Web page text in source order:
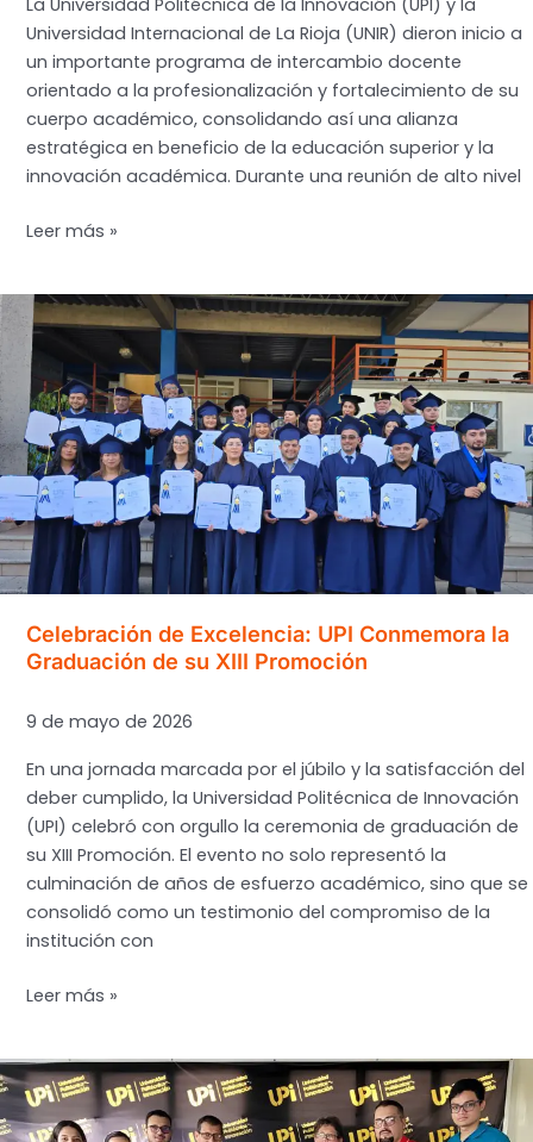
La Universidad Politécnica de la Innovación (UPI) y la
Universidad Internacional de La Rioja (UNIR) dieron inicio a
un importante programa de intercambio docente
orientado a la profesionalización y fortalecimiento de su
cuerpo académico, consolidando así una alianza
estratégica en beneficio de la educación superior y la
innovación académica. Durante una reunión de alto nivel
UPI
fortalecen
alianza
académica
con
programa
de
intercambio
docente
internacional
Leer más »
Celebración de Excelencia: UPI Conmemora la
Graduación de su XIII Promoción
9 de mayo de 2026
En una jornada marcada por el júbilo y la satisfacción del
deber cumplido, la Universidad Politécnica de Innovación
(UPI) celebró con orgullo la ceremonia de graduación de
su XIII Promoción. El evento no solo representó la
culminación de años de esfuerzo académico, sino que se
consolidó como un testimonio del compromiso de la
institución con
Celebración
UPI
Conmemora
Leer más »